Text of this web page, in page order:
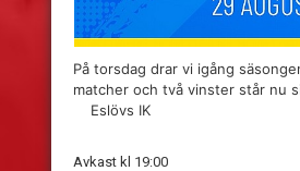
På torsdag drar vi igång
matcher och två vinster står nu
Eslövs IK
Avkast kl 19:00